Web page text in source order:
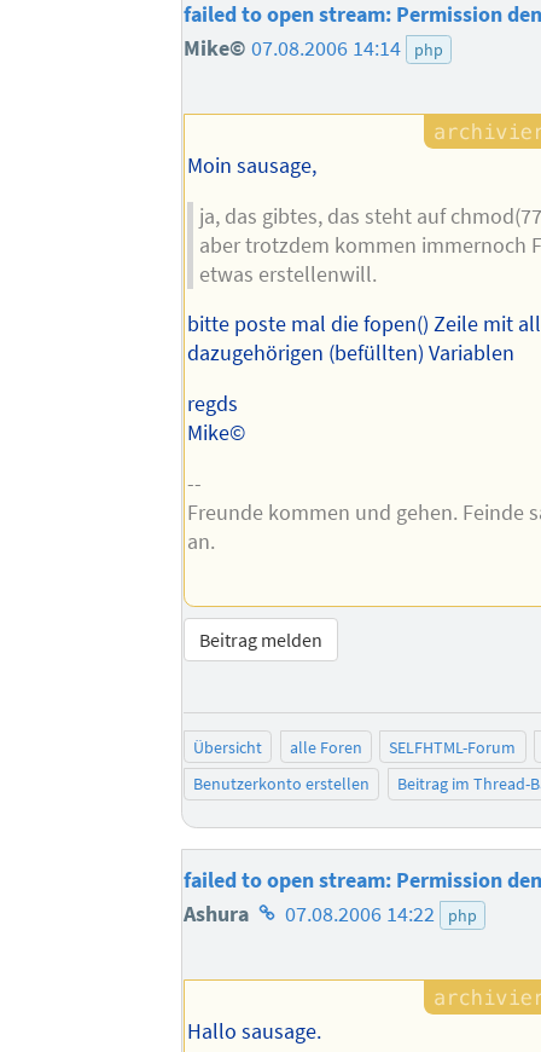
failed to open stream: Permission
Mike©07.08.2006 14:14 php
Moin sausage,
ja, das gibtes, das steht auf
aber trotzdem kommen immernoch
etwas erstellenwill.
bitte poste mal die fopen() Zeile mit
dazugehörigen (befüllten) Variablen
regds
Mike©
--
Freunde kommen und gehen. Feinde
an.
Beitrag melden
Übersicht alle Foren
SELFHTML-Forum
Benutzerkonto erstellen
Beitrag im Thread-
failed to open stream: Permission
Ashura Homepage
Autors
07.08.2006 14:22 php
Hallo sausage.